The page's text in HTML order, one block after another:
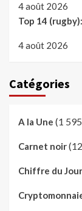
4 août 2026
Top 14
4 août 2026
Catégories
A la Une (1
Carnet noir
Chiffre du Jour